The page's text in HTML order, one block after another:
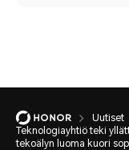
Uutiset
Teknologiayhtiö teki
tekoälyn luoma kuori